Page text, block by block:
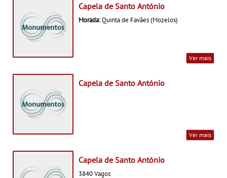
Capela de Santo António
Morada:Quinta de Favães (Mozelos)
Ver mais
Capela de Santo António
Ver mais
Capela de Santo António
3840 Vagos